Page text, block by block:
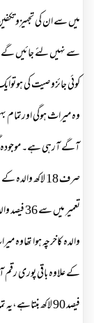
میں سے ان کی
سے نہیں لئے جائیں گے
کوئی جائزوصیت کی
وہ میراث ہوگی
والدہ کاخرچہ ہوا تھاوہ
فیصد 90 لاکھ